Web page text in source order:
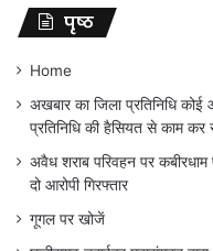
पृष्ठ
Home
अखबार का जिला प्रतिनिधि
प्रतिनिधि की हैसियत से काम कर
अवैध शराब परिवहन पर कबीरधाम
दो आरोपी गिरफ्तार
गूगल पर खोजें